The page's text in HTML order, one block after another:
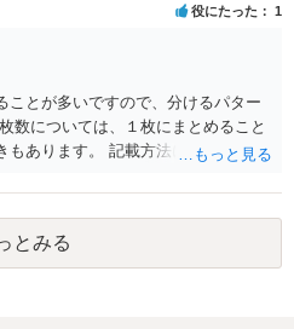
役にたった 1
ことが多いですので、分けるパター
数については、１枚にまとめること
もあります。 記載方法については、
も良いかと考えます。
とみる